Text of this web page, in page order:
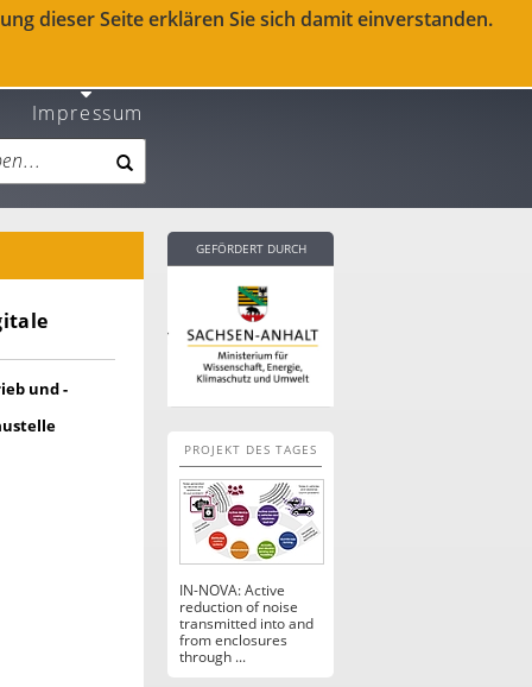
dieser Seite erklären Sie sich damit einverstanden.
Impressum
und -
GEFÖRDERT DURCH
PROJEKT DES TAGES
IN-NOVA: Active
reduction of noise
transmitted into and
from enclosures
through ...